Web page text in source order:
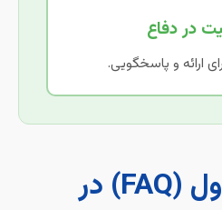
در دفاع
ارائه و پاسخگویی.
❓ سوالات متداول (FAQ) در